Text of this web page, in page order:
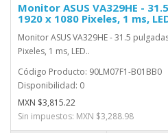
Monitor ASUS VA329HE -
1920 x 1080 Pixeles, 1 ms,
Monitor ASUS VA329HE - 31.5
Pixeles, 1 ms, LED..
Código Producto: 90LM07F1-B01BB0
Disponibilidad: 0
MXN $3,815.22
Sin impuestos: MXN $3,288.98